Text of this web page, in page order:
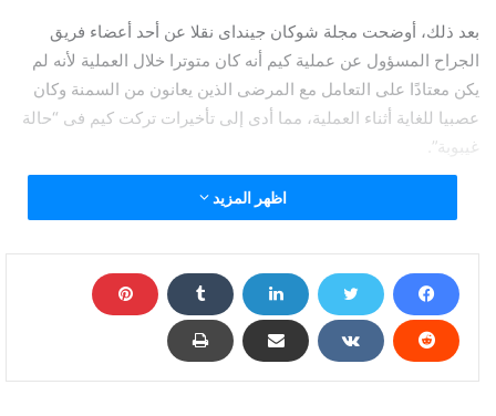
بعد ذلك، أوضحت مجلة شوكان جينداى نقلا عن أحد أعضاء فريق
الجراح المسؤول عن عملية كيم أنه كان متوترا خلال العملية لأنه لم
يكن معتادًا على التعامل مع المرضى الذين يعانون من السمنة وكان
عصبيا للغاية أثناء العملية، مما أدى إلى تأخيرات تركت كيم فى “حالة
غيبوبة”.
وفى خلال ذلك، ذكرت وكالة رويترز يوم الجمعة، أن الصين أرسلت
بشأن صحة كيم جونج اون.
ووفقا للتقرير أفاد مسؤولون فى حكومة كوريا الجنوبية فى البداية يوم
الثلاثاء، أن كيم كان يتعامل مع شؤون الدولة كالمعتاد، وأن الحكومة لم
اظهر المزيد